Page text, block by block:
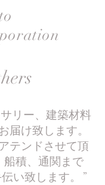
リー、建築材料
届け致します。
テンドさせて頂
船積、通関まで
い致します。
”